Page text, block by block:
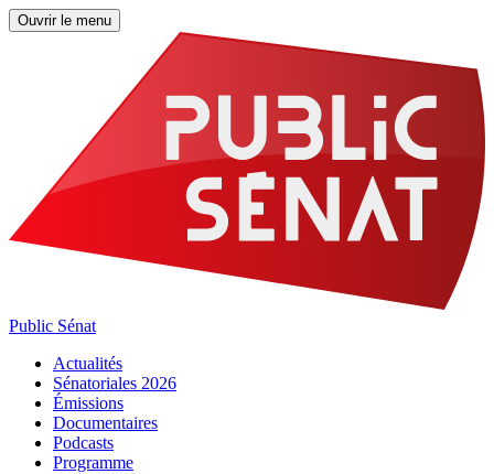
Ouvrir le menu
Public Sénat
Actualités
Sénatoriales 2026
Émissions
Documentaires
Podcasts
Programme